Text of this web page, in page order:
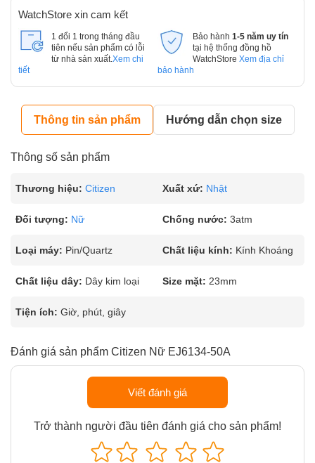
WatchStore xin cam kết
1 đổi 1 trong tháng đầu
tiên nếu sản phẩm có lỗi
từ nhà sản xuất. Xem chi
tiết
Bảo hành 1-5 năm uy tín
tại hệ thống đồng hồ
WatchStore Xem địa chỉ
bảo hành
Thông tin sản phẩm Hướng dẫn chọn size
Thông số sản phẩm
Thương hiệu: Citizen Xuất xứ: Nhật
Đối tượng: Nữ Chống nước: 3atm
Loại máy: Pin/Quartz Chất liệu kính: Kính Khoáng
Chất liệu dây: Dây kim loại Size mặt: 23mm
Tiện ích: Giờ, phút, giây
Đánh giá sản phẩm Citizen Nữ EJ6134-50A
Viết đánh giá
Trở thành người đầu tiên đánh giá cho sản phẩm!